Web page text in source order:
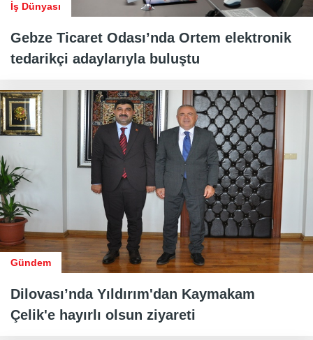
İş Dünyası
Gebze Ticaret Odası’nda Ortem elektronik
tedarikçi adaylarıyla buluştu
Gündem
Dilovası’nda Yıldırım'dan Kaymakam
Çelik'e hayırlı olsun ziyareti